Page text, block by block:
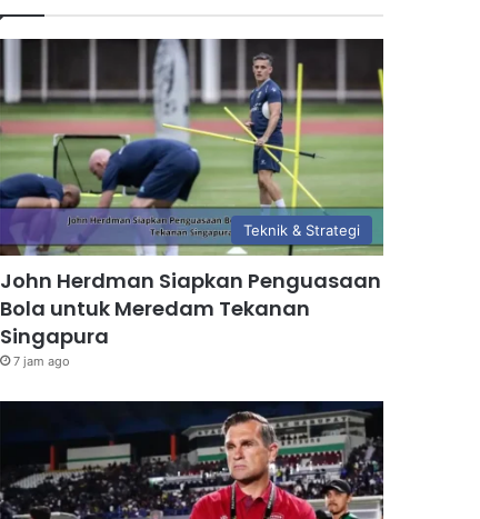
Teknik & Strategi
John Herdman Siapkan Penguasaan
Bola untuk Meredam Tekanan
Singapura
7 jam ago